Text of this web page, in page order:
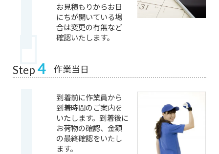
お見積もりからお日
にちが開いている場
合は変更の有無など
確認いたします。
Step 4 作業当日
到着前に作業員から
到着時間のご案内を
いたします。到着後に
お荷物の確認、金額
の最終確認をいたし
ます。